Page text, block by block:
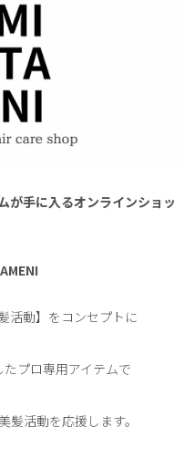
が手に入るオンラインショッ
活動】をコンセプトに
プロ専用アイテムで
活動を応援します。